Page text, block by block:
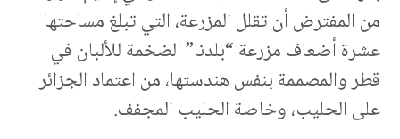
من المفترض أن تقلل المزرعة، التي تبلغ مساحتها
عشرة أضعاف مزرعة “بلدنا” الضخمة للألبان في
قطر والمصممة بنفس هندستها، من اعتماد الجزائر
على الحليب، وخاصة الحليب المجفف.